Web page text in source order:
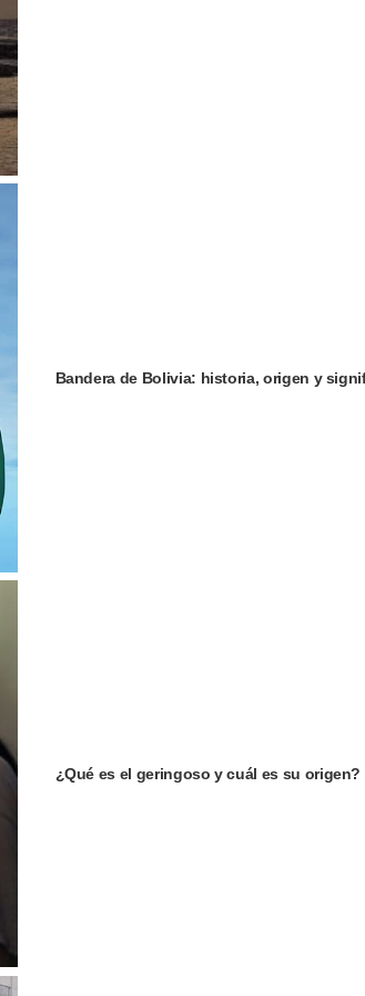
Bandera de Bolivia: historia, origen y
¿Qué es el geringoso y cuál es su origen?